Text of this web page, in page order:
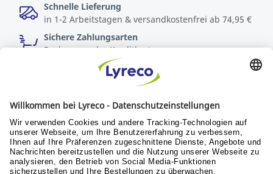
Schnelle Lieferung
in 1-2 Arbeitstagen & versandkostenfrei ab 74,95 €
Sichere Zahlungsarten
Rechnung oder Kreditkarte
Kostenlose Rücksendungen
innerhalb von 30 Tagen
Verantwortung
Nachhaltigkeit
Menschen & Werte